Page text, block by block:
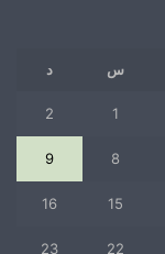
س د
1
2
8
9
15
16
22
23